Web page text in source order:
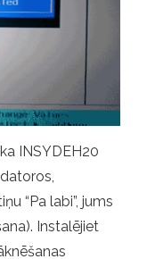
INSYDEH20
“Pa labi”, jums
Instalējiet